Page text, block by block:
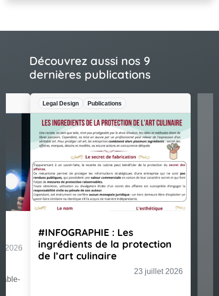
Découvrez aussi nos 9
dernières publications
Legal Design Publications
#INFOGRAPHIE : Les
ingrédients de la protection
de l’art culinaire
23 juillet 2026